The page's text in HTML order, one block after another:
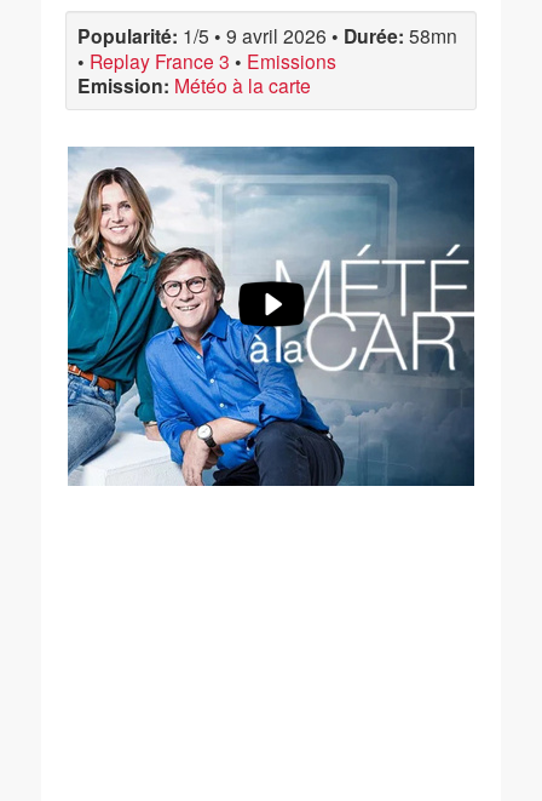
Popularité: 1/5 • 9 avril 2026 • Durée: 58mn
• Replay France 3 • Emissions
Emission: Météo à la carte